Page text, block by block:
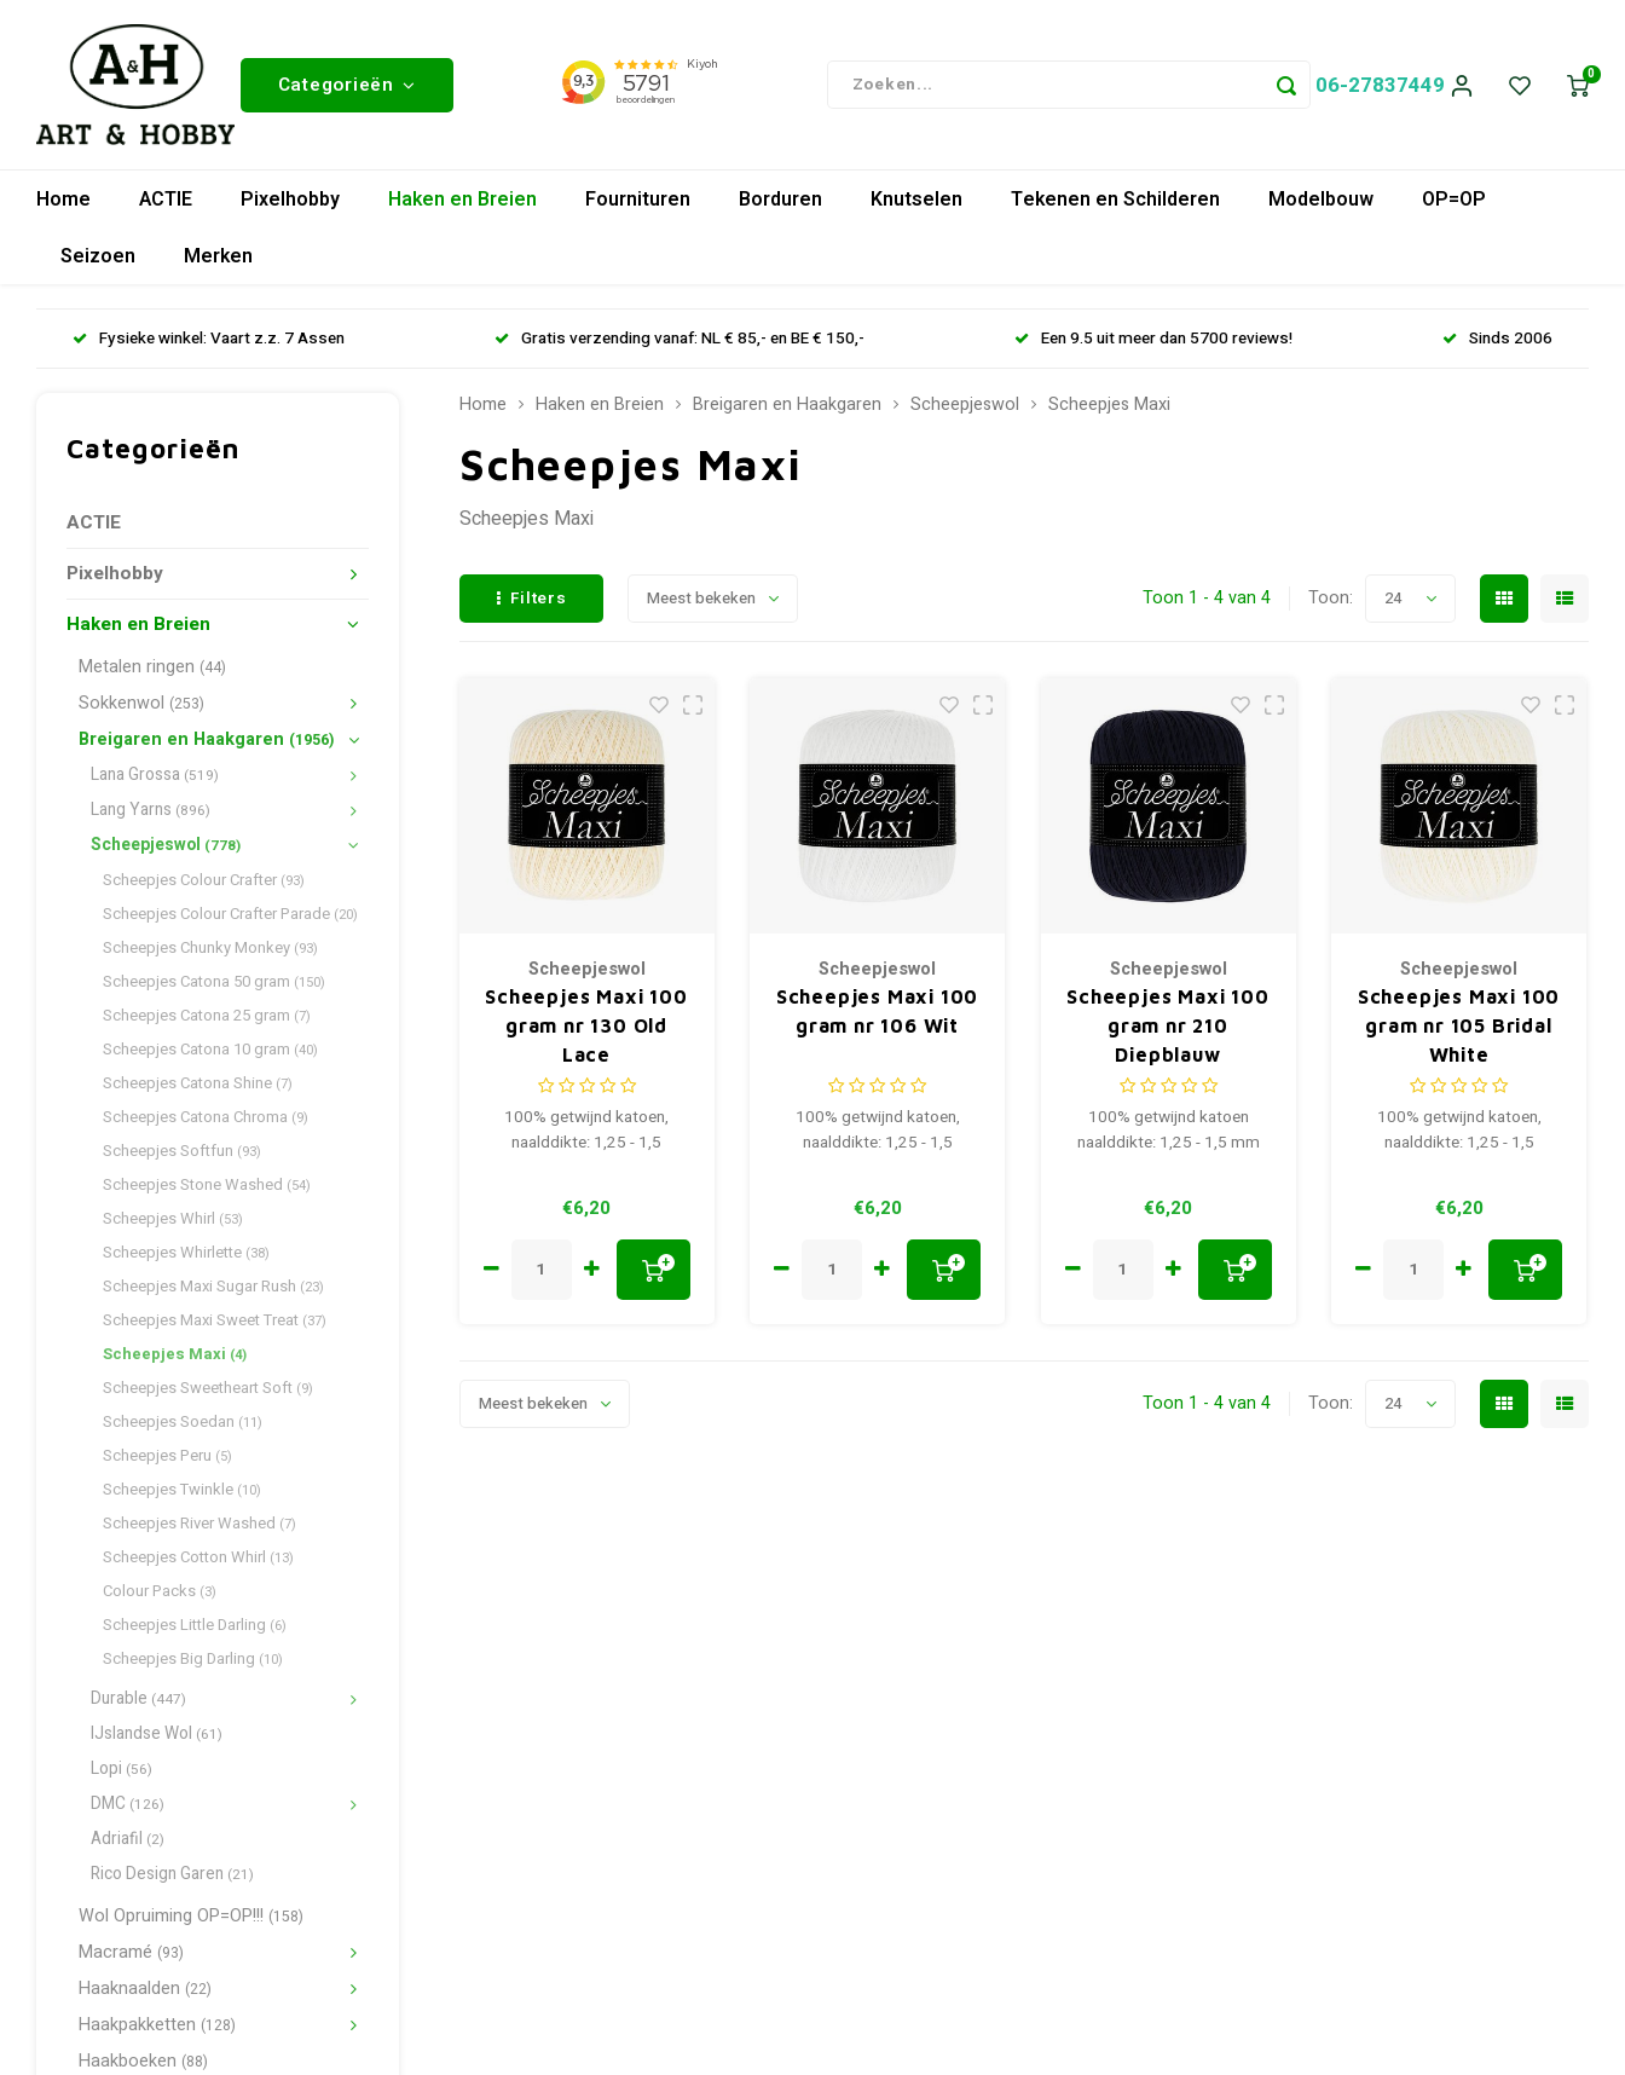
Categorieën 06-27837449 0
Home ACTIE Pixelhobby Haken en Breien Fournituren Borduren Knutselen Tekenen en Schilderen Modelbouw
OP=OP
Seizoen
Merken
Fysieke winkel: Vaart z.z. 7 Assen Gratis verzending vanaf: NL € 85,- en BE € 150,- Een 9.5 uit meer dan 5700 reviews! Sinds 2006
Categorieën
ACTIE
Pixelhobby
Haken en Breien
Metalen ringen (44)
Sokkenwol (253)
Breigaren en Haakgaren (1956)
Lana Grossa (519)
Lang Yarns (896)
Scheepjeswol (778)
Scheepjes Colour Crafter (93)
Scheepjes Colour Crafter Parade (20)
Scheepjes Chunky Monkey (93)
Scheepjes Catona 50 gram (150)
Scheepjes Catona 25 gram (7)
Scheepjes Catona 10 gram (40)
Scheepjes Catona Shine (7)
Scheepjes Catona Chroma (9)
Scheepjes Softfun (93)
Scheepjes Stone Washed (54)
Scheepjes Whirl (53)
Scheepjes Whirlette (38)
Scheepjes Maxi Sugar Rush (23)
Scheepjes Maxi Sweet Treat (37)
Scheepjes Maxi (4)
Scheepjes Sweetheart Soft (9)
Scheepjes Soedan (11)
Scheepjes Peru (5)
Scheepjes Twinkle (10)
Scheepjes River Washed (7)
Scheepjes Cotton Whirl (13)
Colour Packs (3)
Scheepjes Little Darling (6)
Scheepjes Big Darling (10)
Durable (447)
IJslandse Wol (61)
Lopi (56)
DMC (126)
Adriafil (2)
Rico Design Garen (21)
Wol Opruiming OP=OP!!! (158)
Macramé (93)
Haaknaalden (22)
Haakpakketten (128)
Haakboeken (88)
Home Haken en Breien Breigaren en Haakgaren Scheepjeswol Scheepjes Maxi
Scheepjes Maxi
Scheepjes Maxi
Filters Meest bekeken Toon 1 - 4 van 4 Toon: 24
Scheepjeswol
Scheepjes Maxi 100
gram nr 130 Old
Lace
100% getwijnd katoen,
naalddikte: 1,25 - 1,5
€6,20
+
Scheepjeswol
Scheepjes Maxi 100
gram nr 106 Wit
100% getwijnd katoen,
naalddikte: 1,25 - 1,5
€6,20
+
Scheepjeswol
Scheepjes Maxi 100
gram nr 210
Diepblauw
100% getwijnd katoen
naalddikte: 1,25 - 1,5 mm
€6,20
+
Scheepjeswol
Scheepjes Maxi 100
gram nr 105 Bridal
White
100% getwijnd katoen,
naalddikte: 1,25 - 1,5
€6,20
+
Meest bekeken Toon 1 - 4 van 4 Toon: 24